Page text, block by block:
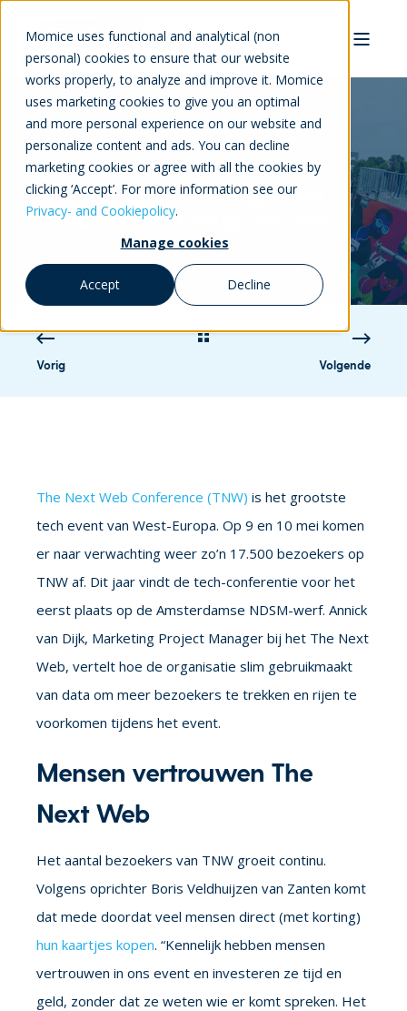
Momice uses functional and analytical (non
personal) cookies to ensure that our website
works properly, to analyze and improve it. Momice
uses marketing cookies to give you an optimal
and more personal experience on our website and
personalize content and ads. You can decline
marketing cookies or agree with all the cookies by
clicking ‘Accept’. For more information see our
Privacy- and Cookiepolicy.
Manage cookies
Accept Decline
Aaron Mirck 12-mrt-2019 10:51:02 3 min read
Hoe The Next Web lange rijen
voorkomt met behulp van data
Vorig Volgende
The Next Web Conference (TNW) is het grootste
tech event van West-Europa. Op 9 en 10 mei komen
er naar verwachting weer zo’n 17.500 bezoekers op
TNW af. Dit jaar vindt de tech-conferentie voor het
eerst plaats op de Amsterdamse NDSM-werf. Annick
van Dijk, Marketing Project Manager bij het The Next
Web, vertelt hoe de organisatie slim gebruikmaakt
van data om meer bezoekers te trekken en rijen te
voorkomen tijdens het event.
Mensen vertrouwen The
Next Web
Het aantal bezoekers van TNW groeit continu.
Volgens oprichter Boris Veldhuijzen van Zanten komt
dat mede doordat veel mensen direct (met korting)
hun kaartjes kopen. “Kennelijk hebben mensen
vertrouwen in ons event en investeren ze tijd en
geld, zonder dat ze weten wie er komt spreken. Het